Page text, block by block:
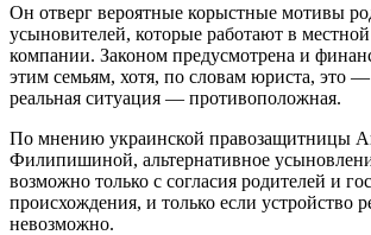
Он отверг вероятные корыстные мотивы
усыновителей, которые работают в
компании. Законом предусмотрена и
этим семьям, хотя, по словам юриста, это
реальная ситуация — противоположная.
По мнению украинской правозащитницы
Филипишиной, альтернативное
возможно только с согласия родителей и
происхождения, и только если устройство
невозможно.